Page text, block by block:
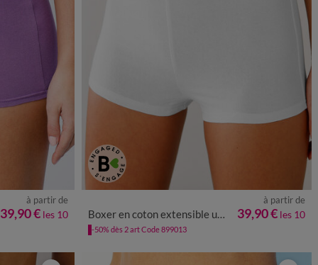
54/56
à partir de
39,90 € les 10
54/56
Boxer en coton extensible uni – Lot de 10
à partir de
39,90 € les 10
-50% dès 2 art Code 899013